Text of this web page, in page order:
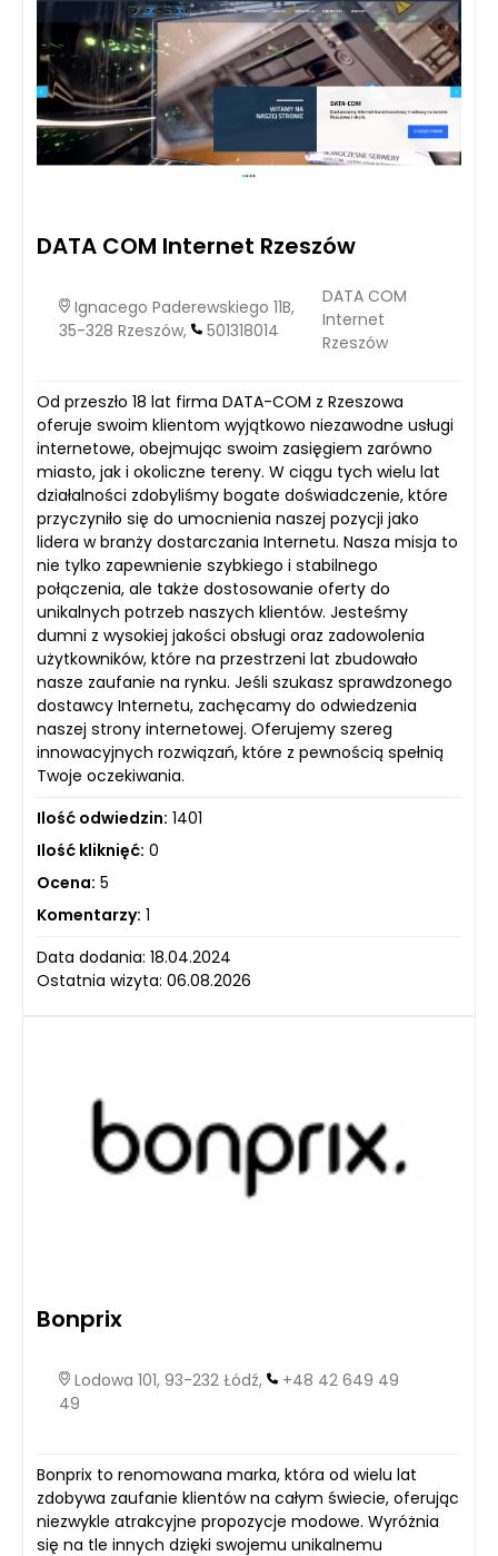
DATA COM Internet Rzeszów
Ignacego Paderewskiego 11B,
35-328 Rzeszów,
501318014
DATA COM
Internet
Rzeszów
Od przeszło 18 lat firma DATA-COM z Rzeszowa
oferuje swoim klientom wyjątkowo niezawodne usługi
internetowe, obejmując swoim zasięgiem zarówno
miasto, jak i okoliczne tereny. W ciągu tych wielu lat
działalności zdobyliśmy bogate doświadczenie, które
przyczyniło się do umocnienia naszej pozycji jako
lidera w branży dostarczania Internetu. Nasza misja to
nie tylko zapewnienie szybkiego i stabilnego
połączenia, ale także dostosowanie oferty do
unikalnych potrzeb naszych klientów. Jesteśmy
dumni z wysokiej jakości obsługi oraz zadowolenia
użytkowników, które na przestrzeni lat zbudowało
nasze zaufanie na rynku. Jeśli szukasz sprawdzonego
dostawcy Internetu, zachęcamy do odwiedzenia
naszej strony internetowej. Oferujemy szereg
innowacyjnych rozwiązań, które z pewnością spełnią
Twoje oczekiwania.
Ilość odwiedzin: 1401
Ilość kliknięć: 0
Ocena: 5
Komentarzy: 1
Data dodania: 18.04.2024
Ostatnia wizyta: 06.08.2026
Bonprix
Lodowa 101, 93-232 Łódź,
+48 42 649 49
49
Bonprix to renomowana marka, która od wielu lat
zdobywa zaufanie klientów na całym świecie, oferując
niezwykle atrakcyjne propozycje modowe. Wyróżnia
się na tle innych dzięki swojemu unikalnemu